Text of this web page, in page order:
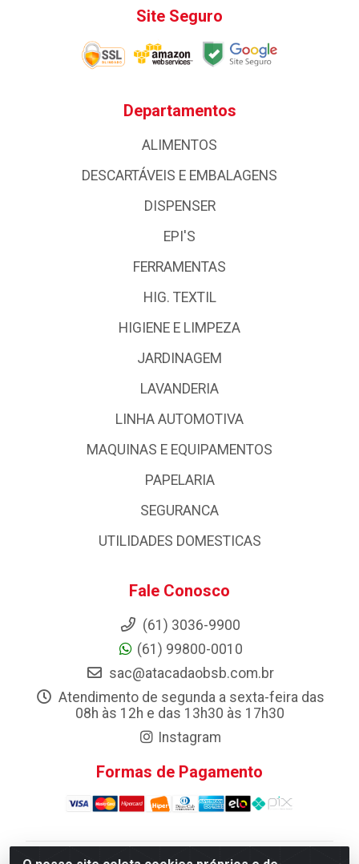
Site Seguro
Departamentos
ALIMENTOS
DESCARTÁVEIS E EMBALAGENS
DISPENSER
EPI'S
FERRAMENTAS
HIG. TEXTIL
HIGIENE E LIMPEZA
JARDINAGEM
LAVANDERIA
LINHA AUTOMOTIVA
MAQUINAS E EQUIPAMENTOS
PAPELARIA
SEGURANCA
UTILIDADES DOMESTICAS
Fale Conosco
(61) 3036-9900
(61) 99800-0010
sac@atacadaobsb.com.br
Atendimento de segunda a sexta-feira das
08h às 12h e das 13h30 às 17h30
Instagram
Formas de Pagamento